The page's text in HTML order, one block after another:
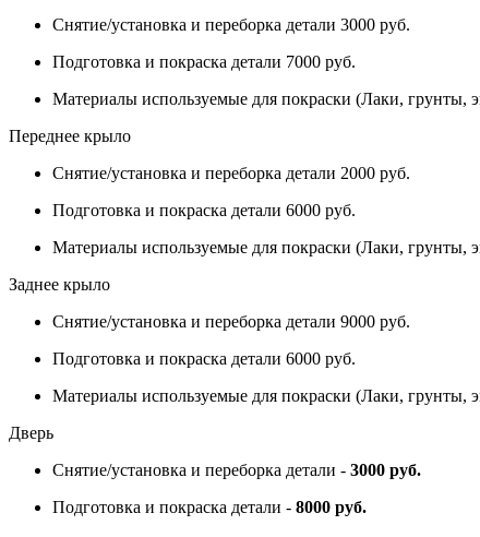
Снятие/установка и переборка детали 3000 руб.
Подготовка и покраска детали 7000 руб.
Материалы используемые для покраски (Лаки, грунты,
Переднее крыло
Снятие/установка и переборка детали 2000 руб.
Подготовка и покраска детали 6000 руб.
Материалы используемые для покраски (Лаки, грунты,
Заднее крыло
Снятие/установка и переборка детали 9000 руб.
Подготовка и покраска детали 6000 руб.
Материалы используемые для покраски (Лаки, грунты,
Дверь
Снятие/установка и переборка детали - 3000 руб.
Подготовка и покраска детали - 8000 руб.